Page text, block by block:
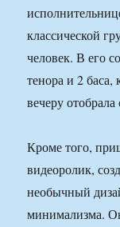
классической
человек. В его
тенора и 2 баса,
вечеру отобрала
Кроме того,
видеоролик,
необычный
минимализма.